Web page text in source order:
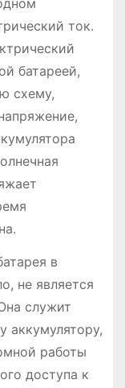
ток.
батареей,
схему,
в
не является
служит
аккумулятору,
работы
доступа к